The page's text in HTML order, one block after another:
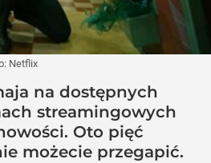
Netflix
na dostępnych
streamingowych
Oto pięć
możecie przegapić.